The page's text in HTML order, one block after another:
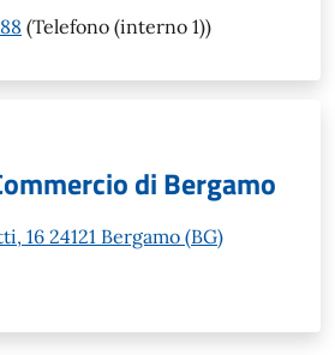
(Telefono (interno 1))
di Bergamo
16 24121 Bergamo (BG)